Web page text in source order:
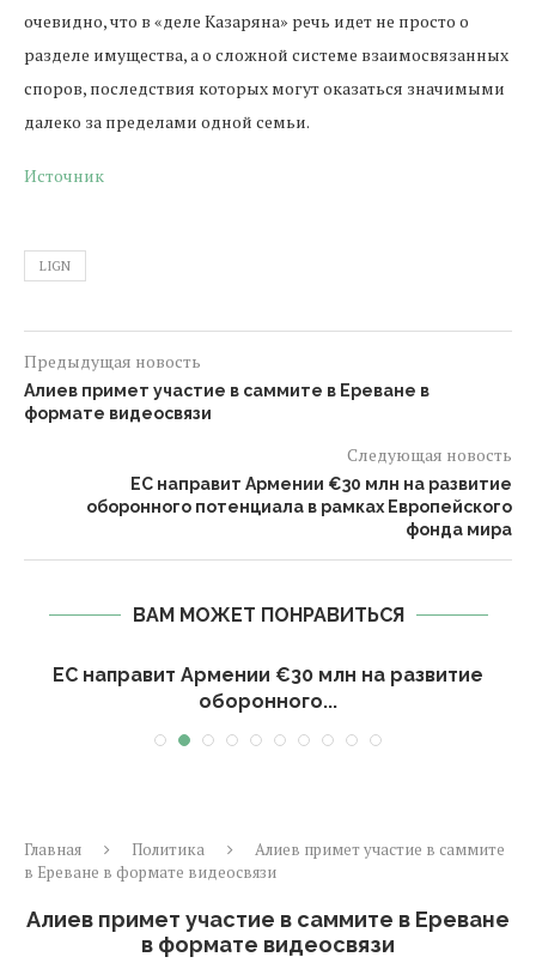
очевидно, что в «деле Казаряна» речь идет не просто о
разделе имущества, а о сложной системе взаимосвязанных
споров, последствия которых могут оказаться значимыми
далеко за пределами одной семьи.
Источник
LIGN
Предыдущая новость
Алиев примет участие в саммите в Ереване в
формате видеосвязи
Следующая новость
ЕС направит Армении €30 млн на развитие
оборонного потенциала в рамках Европейского
фонда мира
ВАМ МОЖЕТ ПОНРАВИТЬСЯ
ЕС направит Армении €30 млн на развитие
оборонного...
Главная Политика
Алиев примет участие в саммите
в Ереване в формате видеосвязи
Алиев примет участие в саммите в Ереване
в формате видеосвязи